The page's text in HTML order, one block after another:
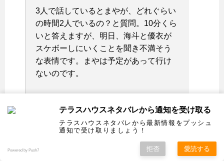
3人で話しているとまやが、どれぐらい
の時間2人でいるの？と質問。10分くら
いと答えますが、明日、海斗と優衣が
スケボーしにいくことを聞き不満そう
な表情です。まやは予定があって行け
ないのです。
今日は、優衣と海斗がスケボーデート
出かけます。
テラスハウスネタバレから通知を受け取る
テラスハウスネタバレから最新情報をプッシュ
通知で受け取りましょう！
Powered by Push7 拒否 愛読する